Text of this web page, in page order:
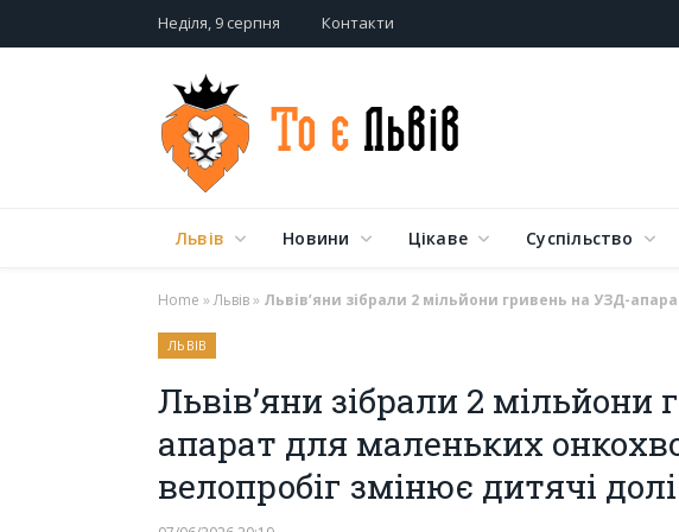
Неділя, 9 серпня Контакти
Львів Новини Цікаве Суспільство
Home »Львів» Львів’яни зібрали 2 мільйони гривень на УЗД-
ЛЬВІВ
Львів’яни зібрали 2 мільйони
апарат для маленьких
велопробіг змінює дитячі долі